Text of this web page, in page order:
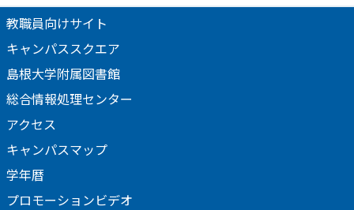
教職員向けサイト
キャンパススクエア
島根大学附属図書館
総合情報処理センター
アクセス
キャンパスマップ
学年暦
プロモーションビデオ